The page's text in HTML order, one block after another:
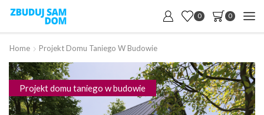
0 0
Home Projekt Domu Taniego W Budowie
Projekt domu taniego w budowie